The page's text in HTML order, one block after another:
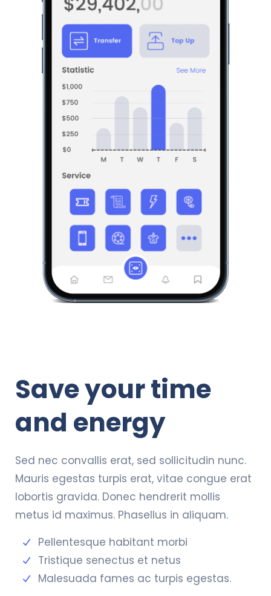
Save your time
and energy
Sed nec convallis erat, sed sollicitudin nunc.
Mauris egestas turpis erat, vitae congue erat
lobortis gravida. Donec hendrerit mollis
metus id maximus. Phasellus in aliquam.
Pellentesque habitant morbi
Tristique senectus et netus
Malesuada fames ac turpis egestas.